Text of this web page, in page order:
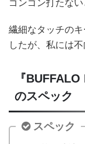
繊細なタッチの
したが、私には
『
のスペック
スペック